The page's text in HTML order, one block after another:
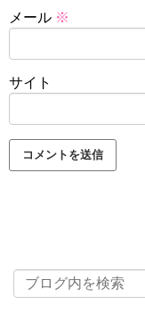
メール ※
サイト